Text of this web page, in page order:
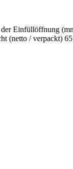
Einfüllöffnung
/ verpackt)